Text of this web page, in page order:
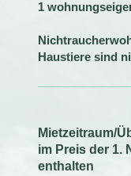
1
Haustiere sind
Mietzeitraum/
im Preis der 1.
enthalten